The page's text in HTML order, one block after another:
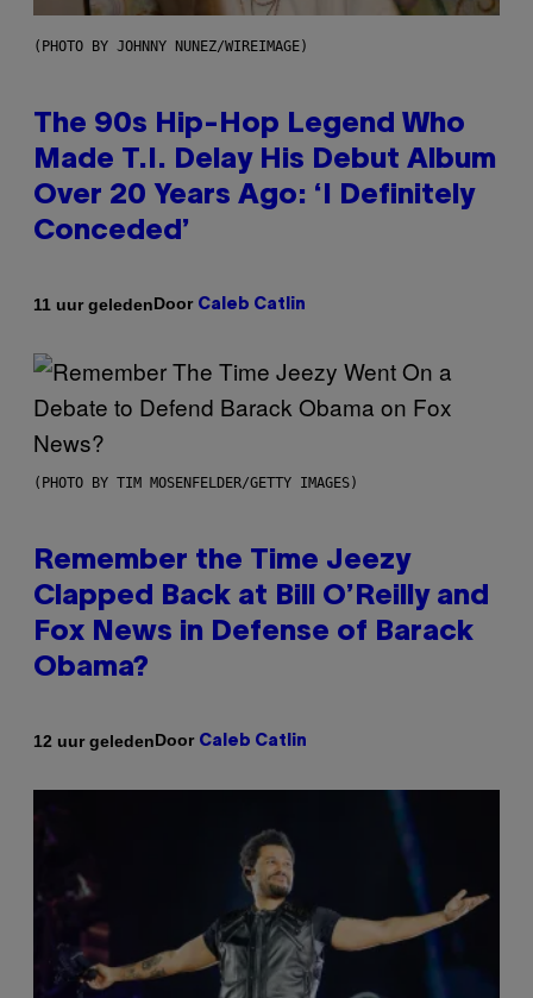
(PHOTO BY JOHNNY NUNEZ/WIREIMAGE)
The 90s Hip-Hop Legend Who
Made T.I. Delay His Debut Album
Over 20 Years Ago: ‘I Definitely
Conceded’
11 uur geledenDoor Caleb Catlin
(PHOTO BY TIM MOSENFELDER/GETTY IMAGES)
Remember the Time Jeezy
Clapped Back at Bill O’Reilly and
Fox News in Defense of Barack
Obama?
12 uur geledenDoor Caleb Catlin